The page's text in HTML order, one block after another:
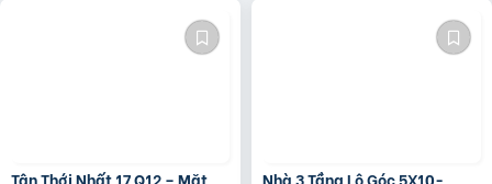
Tân Thới Nhất 17 Q12 – Mặt
Nhà 3 Tầng Lô Góc 5X10-